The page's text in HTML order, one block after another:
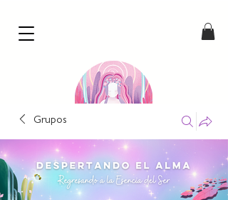
our comic hearts
by Paulie Dahl
Grupos